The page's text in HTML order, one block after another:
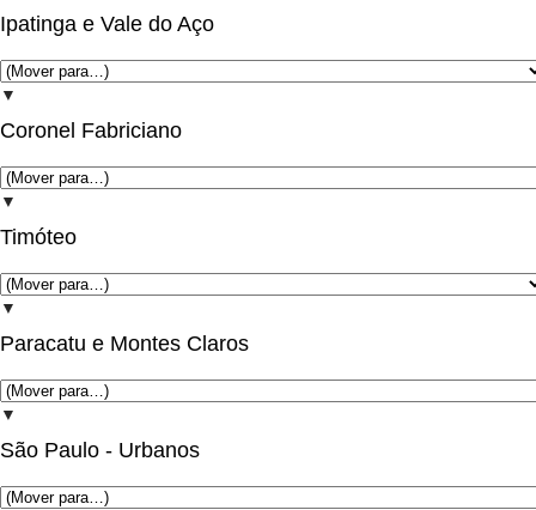
Ipatinga e Vale do Aço
▼
Coronel Fabriciano
▼
Timóteo
▼
Paracatu e Montes Claros
▼
São Paulo - Urbanos